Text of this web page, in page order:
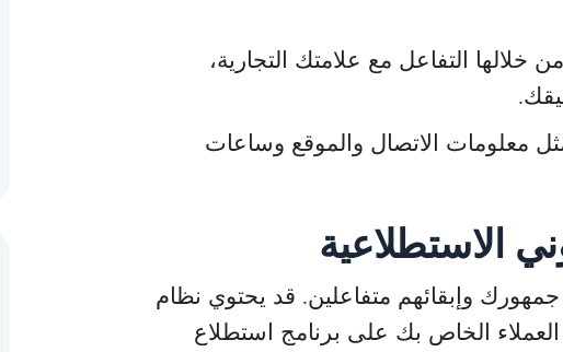
التفاعل مع علامتك التجارية،
معلومات الاتصال والموقع وساعات
وإبقائهم متفاعلين. قد يحتوي نظام
العملاء الخاص بك على برنامج استطلاع